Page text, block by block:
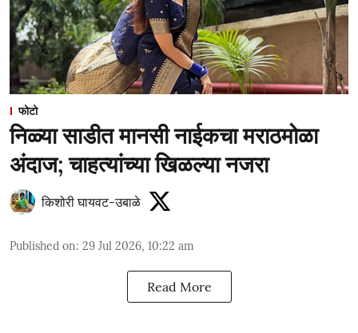
फोटो
निळ्या साडीत मानसी नाईकचा मराठमोळा
अंदाज; चाहत्यांच्या खिळल्या नजरा
किशोरी घायवट-उबाळे
Published on: 29 Jul 2026, 10:22 am
Read More